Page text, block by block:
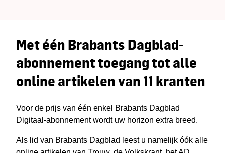
Met één Brabants Dagblad-
abonnement toegang tot alle
online artikelen van 11 kranten
Voor de prijs van één enkel Brabants Dagblad
Digitaal-abonnement wordt uw horizon extra breed.
Als lid van Brabants Dagblad leest u namelijk óók alle